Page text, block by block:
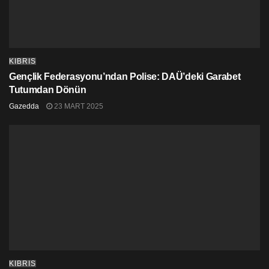
başkanlarının çıktığı sahnede yürüyüşe katılanlara
KIBRIS
Gençlik Federasyonu’ndan Polise: DAÜ’deki Garabet
Tutumdan Dönün
Gazedda 23 MART 2025
KIBRIS